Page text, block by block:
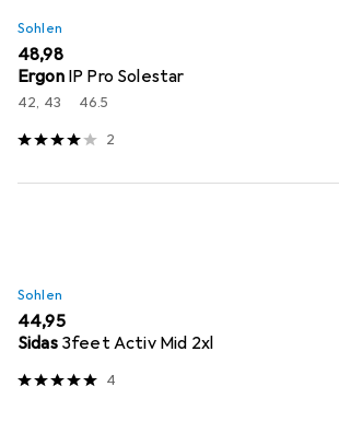
Sohlen
EUR
48,98
Ergon IP Pro Solestar
42, 43 46.5
2
Sohlen
EUR
44,95
Sidas 3feet Activ Mid 2xl
4